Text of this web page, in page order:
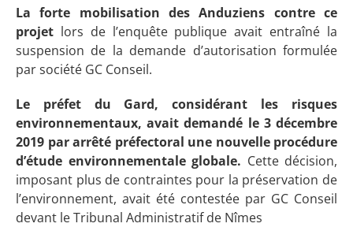
La forte mobilisation des Anduziens contre ce
projet lors de l’enquête publique avait entraîné la
suspension de la demande d’autorisation formulée
par société GC Conseil.
Le préfet du Gard, considérant les risques
environnementaux, avait demandé le 3 décembre
2019 par arrêté préfectoral une nouvelle procédure
d’étude environnementale globale. Cette décision,
imposant plus de contraintes pour la préservation de
l’environnement, avait été contestée par GC Conseil
devant le Tribunal Administratif de Nîmes